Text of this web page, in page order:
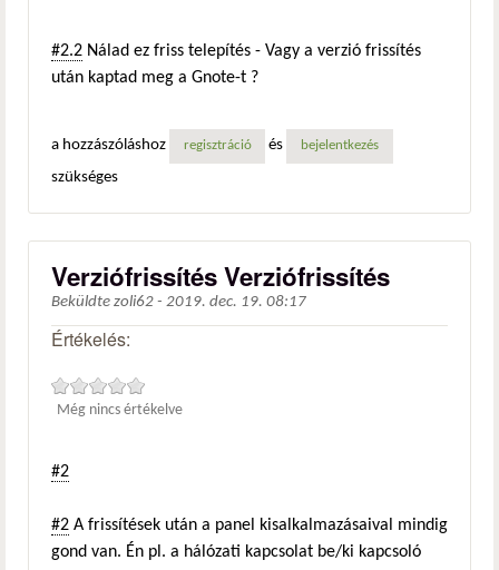
#2.2 Nálad ez friss telepítés - Vagy a verzió frissítés
után kaptad meg a Gnote-t ?
a hozzászóláshoz regisztráció és bejelentkezés
szükséges
Verziófrissítés Verziófrissítés
Beküldte zoli62 - 2019. dec. 19. 08:17
Értékelés:
Még nincs értékelve
#2
#2 A frissítések után a panel kisalkalmazásaival mindig
gond van. Én pl. a hálózati kapcsolat be/ki kapcsoló